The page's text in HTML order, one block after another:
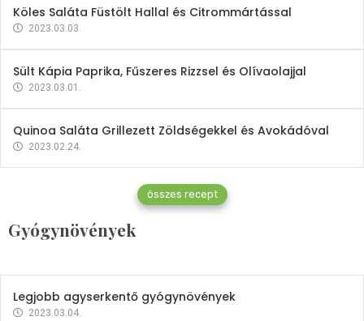
Köles Saláta Füstölt Hallal és Citrommártással
2023.03.03.
Sült Kápia Paprika, Fűszeres Rizzsel és Olívaolajjal
2023.03.01.
Quinoa Saláta Grillezett Zöldségekkel és Avokádóval
2023.02.24.
összes recept
Gyógynövények
Gyógynövények
Mindent a petrezselyemről
2023.12.21.
Legjobb agyserkentő gyógynövények
2023.03.04.